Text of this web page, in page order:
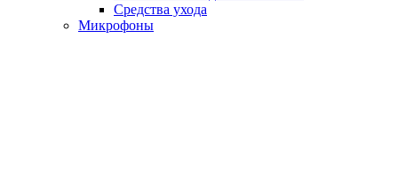
Средства ухода
Микрофоны